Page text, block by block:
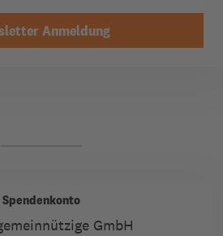
Spendenkonto
GmbH